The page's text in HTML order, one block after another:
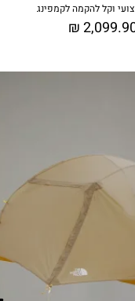
וקל להקמה לקמפינג
₪